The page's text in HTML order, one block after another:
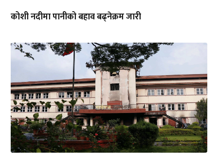
कोशी नदीमा पानीको बहाव बढ्नेक्रम जारी